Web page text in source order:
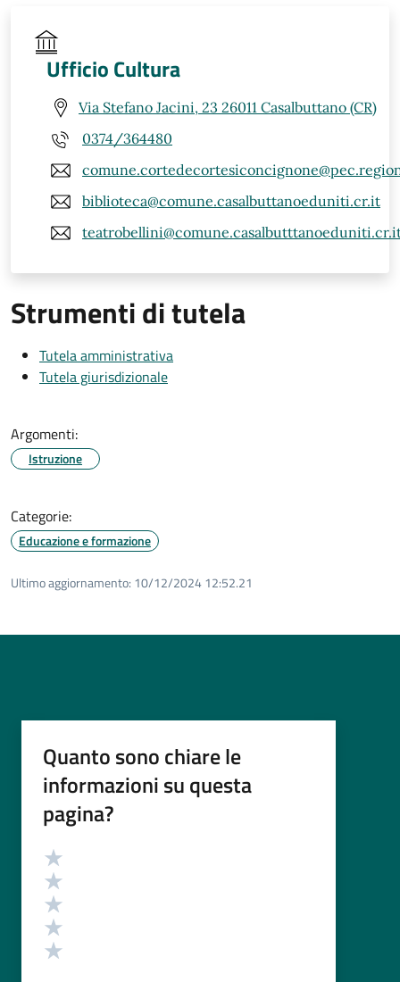
Ufficio Cultura
Via Stefano Jacini, 23 26011 Casalbuttano (CR)
0374/364480
biblioteca@comune.casalbuttanoeduniti.cr.it
Strumenti di tutela
Tutela amministrativa
Tutela giurisdizionale
Argomenti:
Istruzione
Categorie:
Educazione e formazione
Ultimo aggiornamento: 10/12/2024 12:52.21
Quanto sono chiare le
informazioni su questa
pagina?
Valutazione